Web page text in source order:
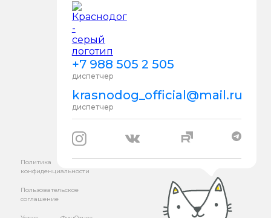
+7 988 505 2 505
диспетчер
krasnodog_official@mail.ru
диспетчер
Политика
конфиденциальности
Пользовательское
соглашение